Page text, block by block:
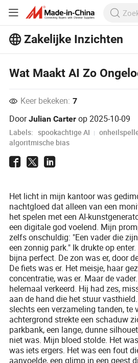
Zakelijke Inzichten
Wat Maakt AI Zo
Keer bekeken: 7
DoorJulian Carter op2025-10-09
Labels: spookachtige AI
algoritmische bias
Het licht in mijn kantoor was
nachtgloed dat alleen van een
het spelen met een AI-
een digitale god voelend. Mijn
zelfs onschuldig: "Een vader die
een zonnig park." Ik drukte op
bijna perfect. De zon was er, door
De fiets was er. Het meisje, haar
concentratie, was er. Maar de
helemaal verkeerd. Hij had zes,
aan de hand die het stuur
slechts een verzameling tanden, te
achtergrond strekte een schaduw
parkbank, een lange, dunne
niet was. Mijn bloed stolde. Het
was iets ergers. Het was een fout
aanvoelde, een glimp in een geest